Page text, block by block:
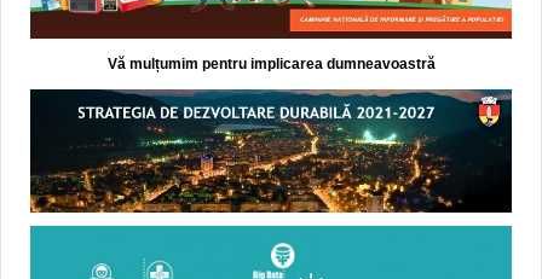
Vă mulțumim pentru implicarea dumneavoastră